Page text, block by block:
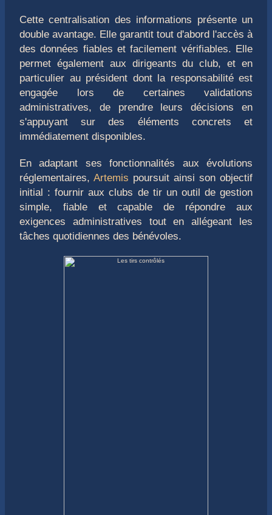
Cette centralisation des informations présente un
double avantage. Elle garantit tout d'abord l'accès à
des données fiables et facilement vérifiables. Elle
permet également aux dirigeants du club, et en
particulier au président dont la responsabilité est
engagée lors de certaines validations
administratives, de prendre leurs décisions en
s'appuyant sur des éléments concrets et
immédiatement disponibles.
En adaptant ses fonctionnalités aux évolutions
réglementaires, Artemis poursuit ainsi son objectif
initial : fournir aux clubs de tir un outil de gestion
simple, fiable et capable de répondre aux
exigences administratives tout en allégeant les
tâches quotidiennes des bénévoles.